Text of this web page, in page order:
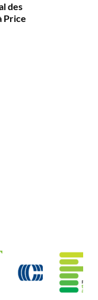
des
Price